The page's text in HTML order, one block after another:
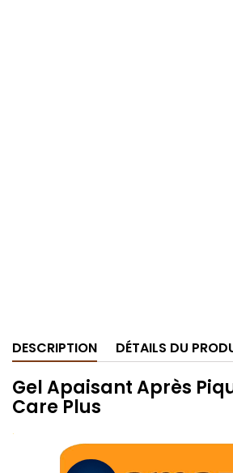
DESCRIPTION DÉTAILS DU
Gel Apaisant Après
Care Plus
.